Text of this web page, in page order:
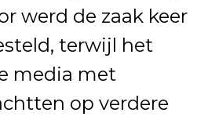
werd de zaak keer
terwijl het
media met
op verdere